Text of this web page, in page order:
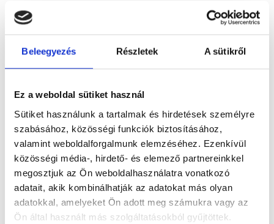
Beleegyezés Részletek A sütikről
Ez a weboldal sütiket használ
Sütiket használunk a tartalmak és hirdetések személyre
szabásához, közösségi funkciók biztosításához,
valamint weboldalforgalmunk elemzéséhez. Ezenkívül
közösségi média-, hirdető- és elemező partnereinkkel
megosztjuk az Ön weboldalhasználatra vonatkozó
adatait, akik kombinálhatják az adatokat más olyan
adatokkal, amelyeket Ön adott meg számukra vagy az
Ön által használt más szolgáltatásokból gyűjtöttek.
721.500
Kő nélküli
sárga és
fehérarany
karikagyűrű
pár
Gyémántokkal
foglalt sárga
és
fehérarany
karikagyűrű
pár